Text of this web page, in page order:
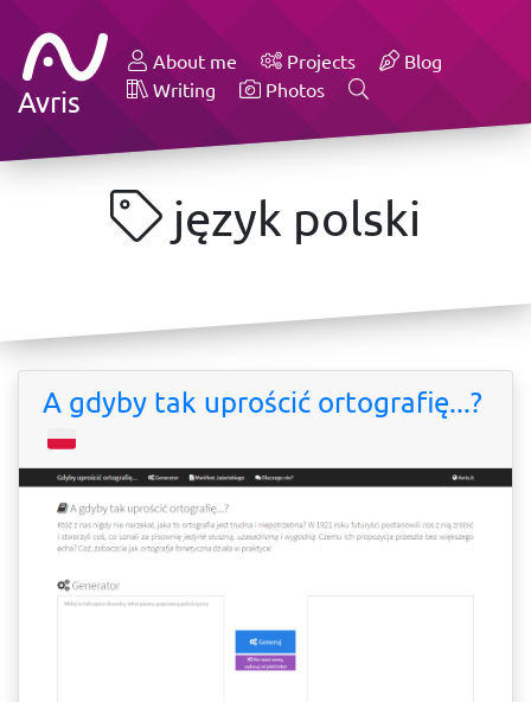
Avris
About me Projects
Blog
Writing
Photos
język polski
A gdyby tak uprościć ortografię...?